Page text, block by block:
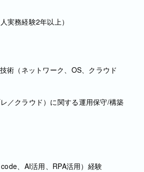
実務経験2年以上）
術（ネットワーク、OS、クラウド
／クラウド）に関する運用保守/構築
、AI活用、RPA活用）経験